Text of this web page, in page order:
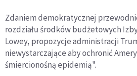
Zdaniem demokratycznej
rozdziału środków budżetowych
Lowey, propozycje administracji
niewystarczające aby ochronić
śmiercionośną epidemią".